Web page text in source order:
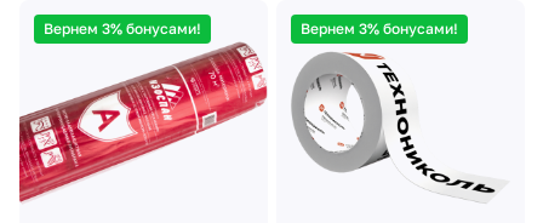
Вернем 3% бонусами! Вернем 3% бонусами!